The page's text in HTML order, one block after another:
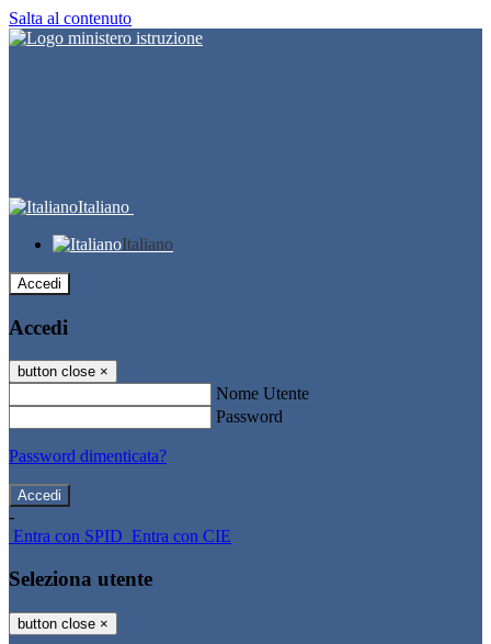
Salta al contenuto
Italiano
Italiano
Accedi
Accedi
button close ×
Nome Utente
Password
Password dimenticata?
-
Entra con SPID Entra con CIE
Seleziona utente
button close ×